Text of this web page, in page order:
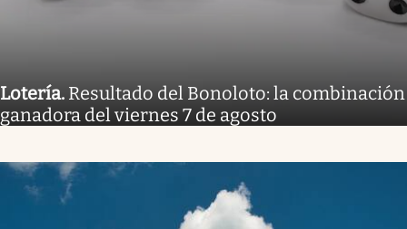
Lotería. Resultado del Bonoloto: la combinación
ganadora del viernes 7 de agosto